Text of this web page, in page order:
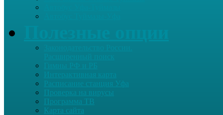
Гимны РФ и РБ
Интерактивная карта
Расписание станция Уфа
Проверка на вирусы
Программа ТВ
Карта сайта